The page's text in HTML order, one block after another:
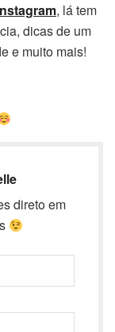
, lá tem
dicas de um
e muito mais!
direto em